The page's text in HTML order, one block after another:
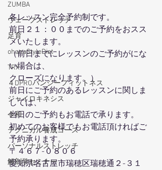
ZUMBA
ウェーブストレッチ
足育
ohanaStyleDiet
TRX
４DPROバンジーフィットネス
ジャイロキネシス
令和
テクニカル養成コース
パーソナルストレッチ
解剖学セミナー
各レッスン完全予約制です。
前日２１：００までのご予約をおスス
メいたします。
（前日までにレッスンのご予約がにな
い場合は、
クローズになります。）
前日にご予約のあるレッスンに関しま
しては、
当日のご予約もお電話で承ります。
初めてのお客様でもお電話頂ければご
予約承ります。
〒４６７-０８０６
愛知県名古屋市瑞穂区瑞穂通２-３１